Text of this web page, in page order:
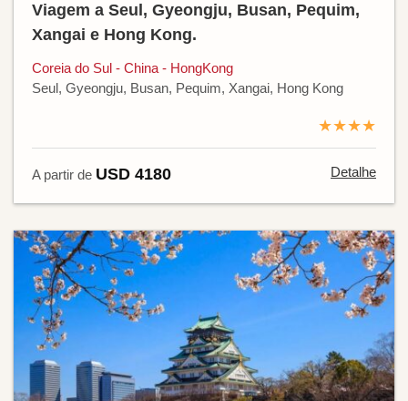
Viagem a Seul, Gyeongju, Busan, Pequim,
Xangai e Hong Kong.
Coreia do Sul - China - HongKong
Seul, Gyeongju, Busan, Pequim, Xangai, Hong Kong
★★★★
A partir de USD 4180 Detalhe